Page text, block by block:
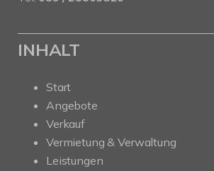
INHALT
Start
Angebote
Verkauf
Vermietung & Verwaltung
Leistungen